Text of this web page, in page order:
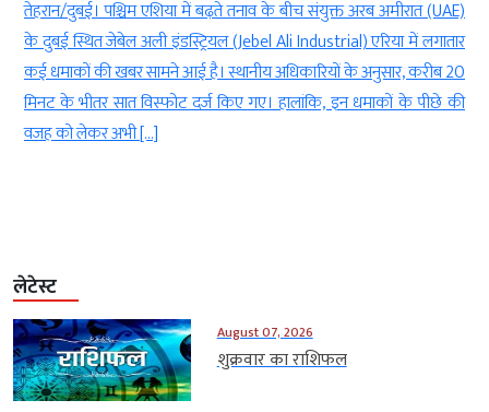
तेहरान/दुबई। पश्चिम एशिया में बढ़ते तनाव के बीच संयुक्त अरब अमीरात (UAE)
के दुबई स्थित जेबेल अली इंडस्ट्रियल (Jebel Ali Industrial) एरिया में लगातार
कई धमाकों की खबर सामने आई है। स्थानीय अधिकारियों के अनुसार, करीब 20
मिनट के भीतर सात विस्फोट दर्ज किए गए। हालांकि, इन धमाकों के पीछे की
वजह को लेकर अभी […]
लेटेस्ट
August 07, 2026
शुक्रवार का राशिफल